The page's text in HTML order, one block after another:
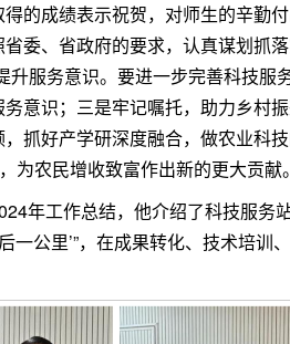
的成绩表示祝贺，对师生的辛勤
委、省政府的要求，认真谋划抓
升服务意识。要进一步完善科技
意识；三是牢记嘱托，助力乡村
抓好产学研深度融合，做农业科
为农民增收致富作出新的更大贡献。
年工作总结，他介绍了科技服务
一公里’”，在成果转化、技术培